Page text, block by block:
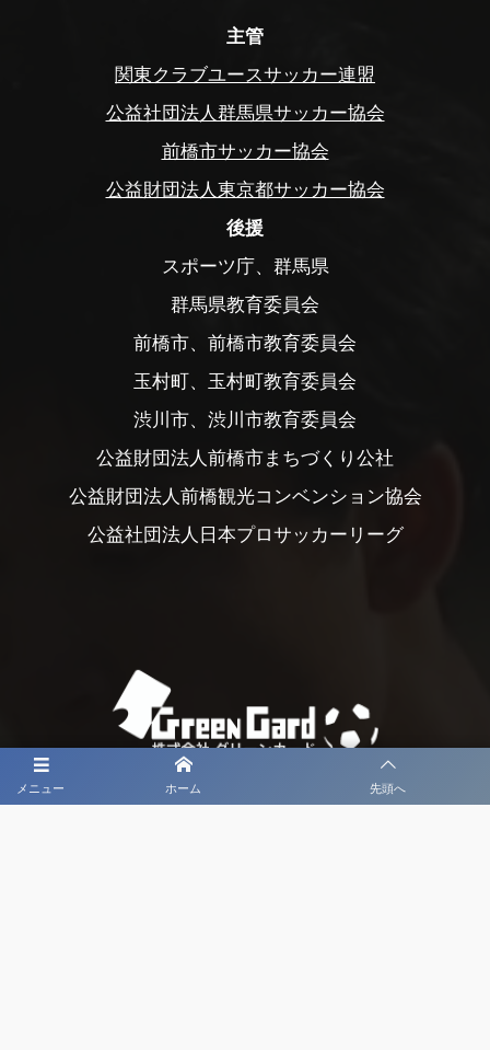
メニュー ホーム 先頭へ
主管
関東クラブユースサッカー連盟
公益社団法人群馬県サッカー協会
前橋市サッカー協会
公益財団法人東京都サッカー協会
後援
スポーツ庁、群馬県
群馬県教育委員会
前橋市、前橋市教育委員会
玉村町、玉村町教育委員会
渋川市、渋川市教育委員会
公益財団法人前橋市まちづくり公社
公益財団法人前橋観光コンベンション協会
公益社団法人日本プロサッカーリーグ